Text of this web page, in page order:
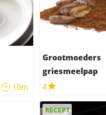
10m
Grootmoeders
griesmeelpap
4
RECEPT